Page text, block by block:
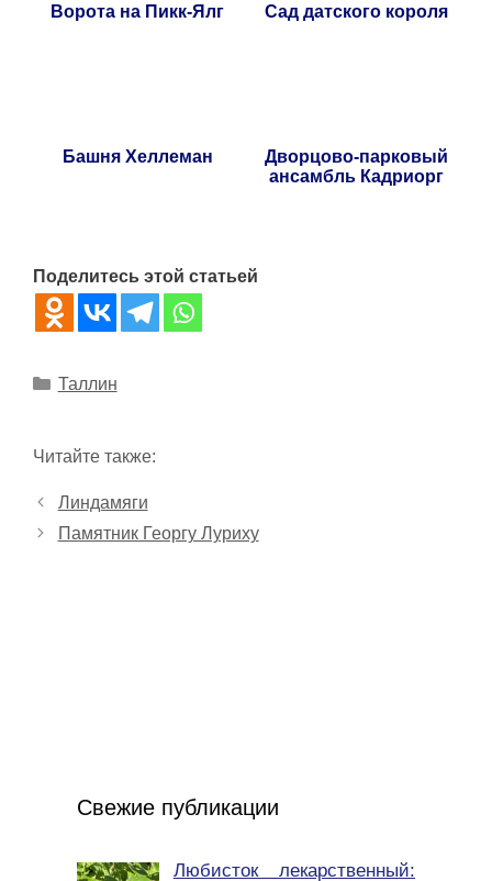
Ворота на Пикк-Ялг Сад датского короля
Башня Хеллеман
Дворцово-парковый
ансамбль Кадриорг
Поделитесь этой статьей
Рубрики
Таллин
Читайте также:
Линдамяги
Памятник Георгу Луриху
Свежие публикации
Любисток лекарственный: